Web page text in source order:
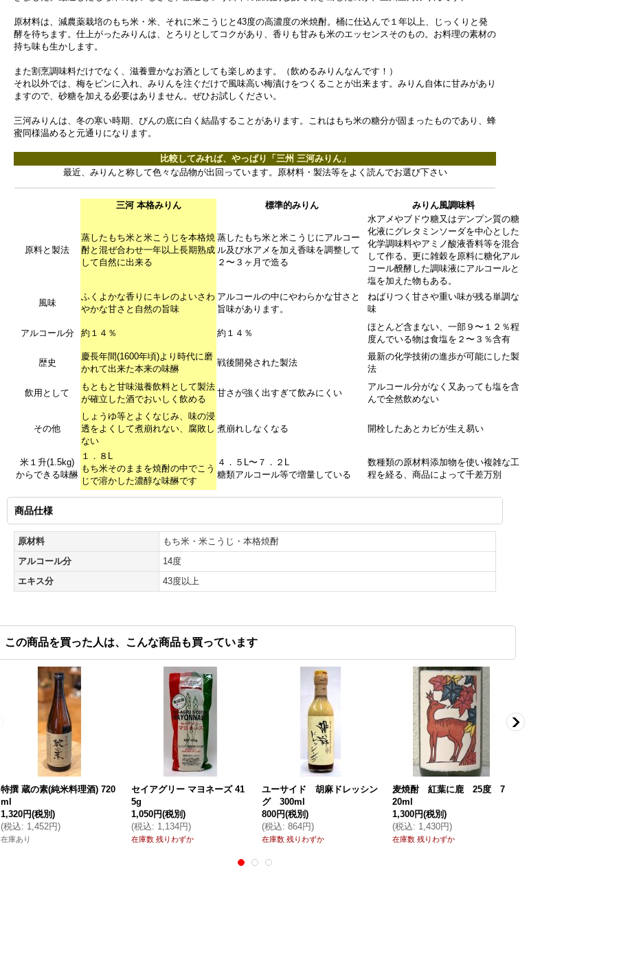
原材料は、減農薬栽培のもち米・米、それに米こうじと43度の高濃度の米焼酎。桶に仕込んで１年以上、じっくりと発
酵を待ちます。仕上がったみりんは、とろりとしてコクがあり、香りも甘みも米のエッセンスそのもの。お料理の素材の
持ち味も生かします。
また割烹調味料だけでなく、滋養豊かなお酒としても楽しめます。（飲めるみりんなんです！）
それ以外では、梅をビンに入れ、みりんを注ぐだけで風味高い梅漬けをつくることが出来ます。みりん自体に甘みがあり
ますので、砂糖を加える必要はありません。ぜひお試しください。
三河みりんは、冬の寒い時期、びんの底に白く結晶することがあります。これはもち米の糖分が固まったものであり、蜂
蜜同様温めると元通りになります。
比較してみれば、やっぱり「三州 三河みりん」
最近、みりんと称して色々な品物が出回っています。原材料・製法等をよく読んでお選び下さい
三河 本格みりん 標準的みりん みりん風調味料
原料と製法
蒸したもち米と米こうじを本格焼
酎と混ぜ合わせ一年以上長期熟成
して自然に出来る
蒸したもち米と米こうじにアルコー
ル及び水アメを加え香味を調整して
２〜３ヶ月で造る
水アメやブドウ糖又はデンプン質の糖
化液にグレタミンソーダを中心とした
化学調味料やアミノ酸液香料等を混合
して作る。更に雑穀を原料に糖化アル
コール醗酵した調味液にアルコールと
塩を加えた物もある。
風味
ふくよかな香りにキレのよいさわ
やかな甘さと自然の旨味
アルコールの中にやわらかな甘さと
旨味があります。
ねばりつく甘さや重い味が残る単調な
味
アルコール分 約１４％ 約１４％
ほとんど含まない、一部９〜１２％程
度んでいる物は食塩を２〜３％含有
歴史
慶長年間(1600年頃)より時代に磨
かれて出来た本来の味醂
戦後開発された製法
最新の化学技術の進歩が可能にした製
法
飲用として
もともと甘味滋養飲料として製法
が確立した酒でおいしく飲める
甘さが強く出すぎて飲みにくい
アルコール分がなく又あっても塩を含
んで全然飲めない
その他
しょうゆ等とよくなじみ、味の浸
透をよくして煮崩れない、腐敗し
ない
煮崩れしなくなる 開栓したあとカビが生え易い
米１升(1.5kg)
からできる味醂
１．８L
もち米そのままを焼酎の中でこう
じで溶かした濃醇な味醂です
４．５L〜７．２L
糖類アルコール等で増量している
数種類の原材料添加物を使い複雑な工
程を経る、商品によって千差万別
商品仕様
原材料
もち米・米こうじ・本格焼酎
アルコール分
14度
エキス分
43度以上
この商品を買った人は、こんな商品も買っています
特撰 蔵の素(純米料理酒) 720
ml
1,320円(税別)
(税込: 1,452円)
在庫あり
セイアグリー マヨネーズ 41
5g
1,050円(税別)
(税込: 1,134円)
在庫数 残りわずか
ユーサイド 胡麻ドレッシン
グ 300ml
800円(税別)
(税込: 864円)
在庫数 残りわずか
麦焼酎 紅葉に鹿 25度 7
20ml
1,300円(税別)
(税込: 1,430円)
在庫数 残りわずか